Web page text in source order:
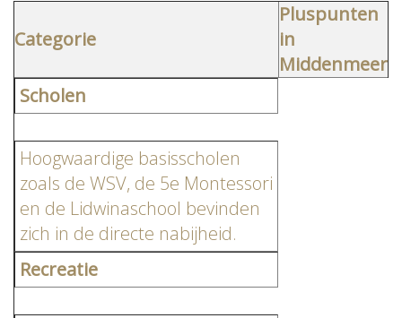
Categorie
Pluspunten
in
Middenmeer
Scholen
Hoogwaardige basisscholen
zoals de WSV, de 5e Montessori
en de Lidwinaschool bevinden
zich in de directe nabijheid.
Recreatie